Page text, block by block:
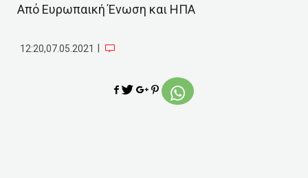
Από Ευρωπαική Ένωση και ΗΠΑ
12:20,07.05.2021